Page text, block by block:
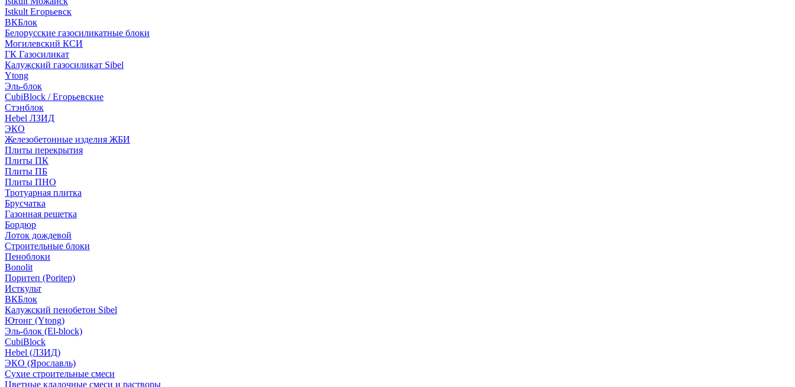
Istkult Егорьевск
ВКБлок
Белорусские газосиликатные блоки
Могилевский КСИ
ГК Газосиликат
Калужский газосиликат Sibel
Ytong
Эль-блок
CubiBlock / Егорьевские
Стэнблок
Hebel ЛЗИД
ЭКО
Железобетонные изделия ЖБИ
Плиты перекрытия
Плиты ПК
Плиты ПБ
Плиты ПНО
Тротуарная плитка
Брусчатка
Газонная решетка
Бордюр
Лоток дождевой
Строительные блоки
Пеноблоки
Bonolit
Поритеп (Poritep)
Исткульт
ВКБлок
Калужский пенобетон Sibel
Ютонг (Ytong)
Эль-блок (El-block)
CubiBlock
Hebel (ЛЗИД)
ЭКО (Ярославль)
Сухие строительные смеси
Цветные кладочные смеси и растворы